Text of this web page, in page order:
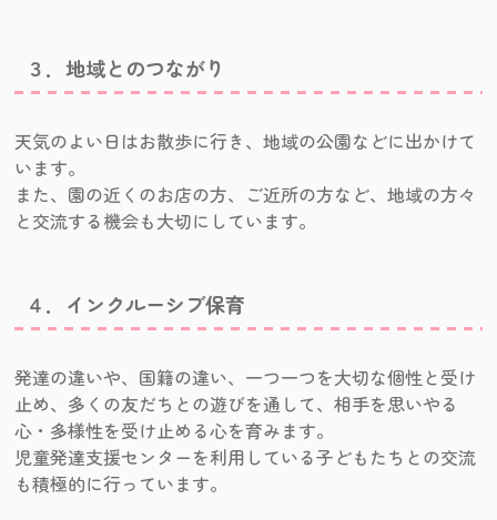
３．地域とのつながり
天気のよい日はお散歩に行き、地域の公園などに出かけて
います。
また、園の近くのお店の方、ご近所の方など、地域の方々
と交流する機会も大切にしています。
４．インクルーシブ保育
発達の違いや、国籍の違い、一つ一つを大切な個性と受け
止め、多くの友だちとの遊びを通して、相手を思いやる
心・多様性を受け止める心を育みます。
児童発達支援センターを利用している子どもたちとの交流
も積極的に行っています。